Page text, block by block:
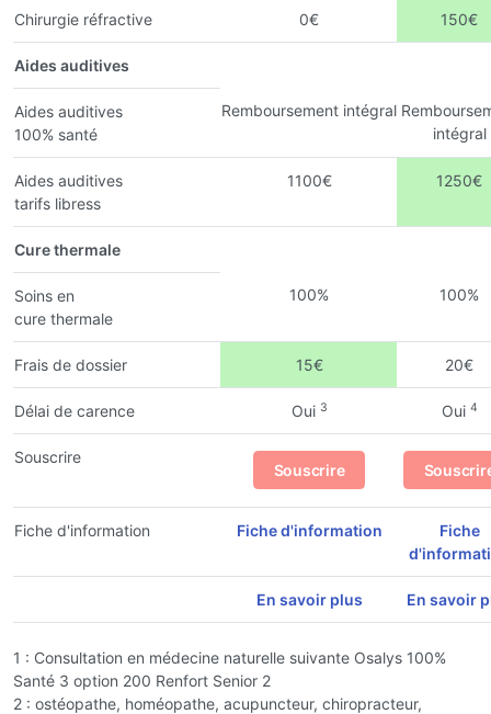
Chirurgie réfractive 0€ 150€
Aides auditives
Aides auditives
100% santé
Remboursement intégral
intégral
Aides auditives
tarifs libress
1100€ 1250€
Cure thermale
Soins en
cure thermale
100% 100%
Frais de dossier 15€ 20€
Délai de carence Oui 3 Oui 4
Souscrire
Souscrire
Fiche d'information Fiche d'information
Fiche
En savoir plus En savoir
1 : Consultation en médecine naturelle suivante Osalys 100%
Santé 3 option 200 Renfort Senior 2
2 : ostéopathe, homéopathe, acupuncteur, chiropracteur,